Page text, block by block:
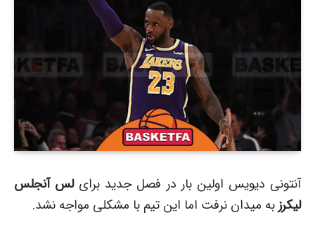
آنتونی دیویس اولین بار در فصل جدید برایلس آنجلس
لیکرزبه میدان نرفت اما این تیم با مشکلی مواجه نشد.